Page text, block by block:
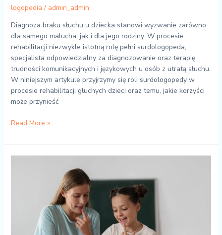
logopedia / admin_admin
Diagnoza braku słuchu u dziecka stanowi wyzwanie zarówno
dla samego malucha, jak i dla jego rodziny. W procesie
rehabilitacji niezwykle istotną rolę pełni surdologopeda,
specjalista odpowiedzialny za diagnozowanie oraz terapię
trudności komunikacyjnych i językowych u osób z utratą słuchu.
W niniejszym artykule przyjrzymy się roli surdologopedy w
procesie rehabilitacji głuchych dzieci oraz temu, jakie korzyści
może przynieść
Read More »